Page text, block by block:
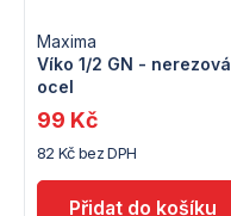
p
o
s
p
o
Víko 1/2 GN - nerezová
ocel
Maxima
82 Kč bez DPH
99 Kč